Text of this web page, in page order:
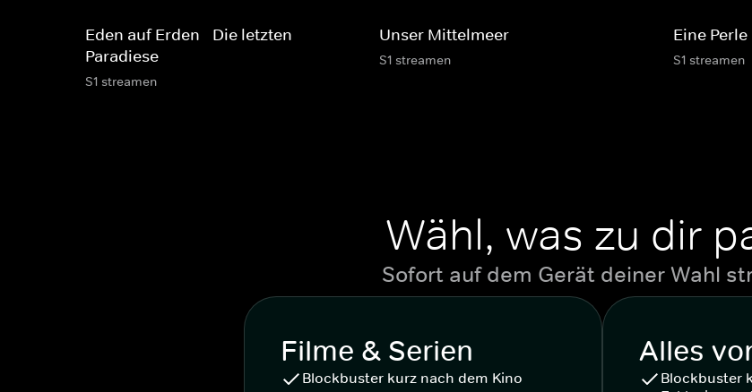
Eden auf Erden - Die letzten
Paradiese
S1 streamen
Unser Mittelmeer
S1 streamen
Eine
S1 streamen
Wähl, was zu dir
Sofort auf dem Gerät deiner Wahl
Filme & Serien
Blockbuster kurz nach dem Kino
Alles
Blockbuster